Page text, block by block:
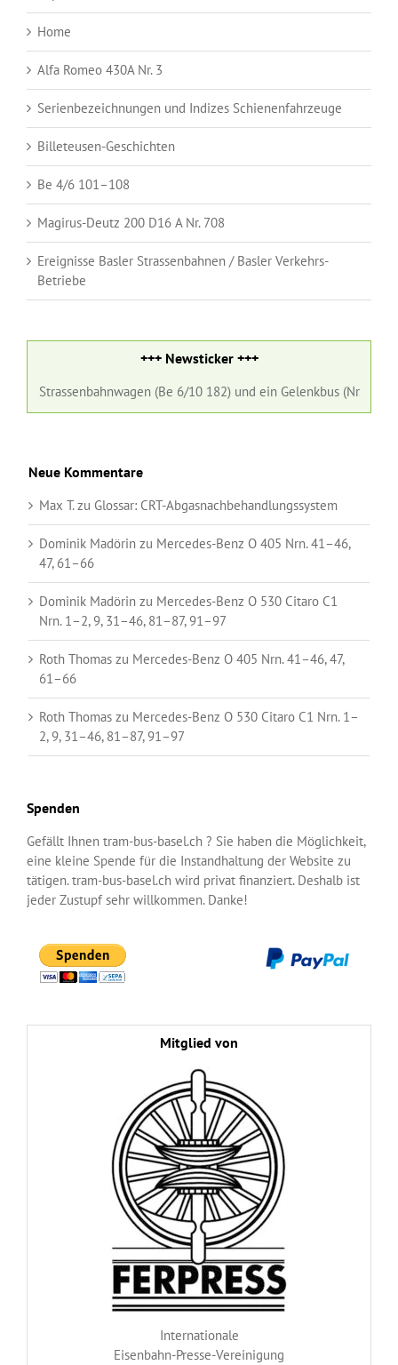
Home
Alfa Romeo 430A Nr. 3
Serienbezeichnungen und Indizes Schienenfahrzeuge
Billeteusen-Geschichten
Be 4/6 101–108
Magirus-Deutz 200 D16 A Nr. 708
Ereignisse Basler Strassenbahnen / Basler Verkehrs-
Betriebe
+++ Newsticker +++
Strassenbahnwagen (Be 6/10 182) und ein Gelenkbus (Nr. 98) der
Neue Kommentare
Max T.zu Glossar: CRT-Abgasnachbehandlungssystem
Dominik Madörin zu Mercedes-Benz O 405 Nrn. 41–46,
47, 61–66
Dominik Madörin zu Mercedes-Benz O 530 Citaro C1
Nrn. 1–2, 9, 31–46, 81–87, 91–97
Roth Thomas zu Mercedes-Benz O 405 Nrn. 41–46, 47,
61–66
Roth Thomas zu Mercedes-Benz O 530 Citaro C1 Nrn. 1–
2, 9, 31–46, 81–87, 91–97
Spenden
Gefällt Ihnen tram-bus-basel.ch ? Sie haben die Möglichkeit,
eine kleine Spende für die Instandhaltung der Website zu
tätigen. tram-bus-basel.ch wird privat finanziert. Deshalb ist
jeder Zustupf sehr willkommen. Danke!
Mitglied von
Internationale
Eisenbahn-Presse-Vereinigung